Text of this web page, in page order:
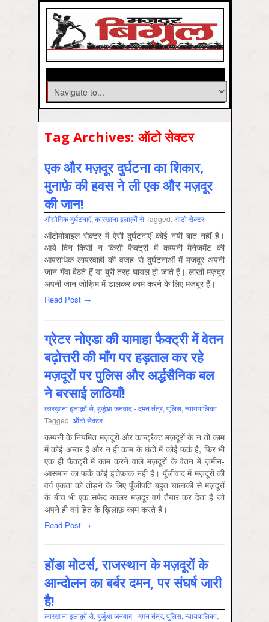
Tag Archives: ऑटो सेक्‍टर
एक और मज़दूर दुर्घटना का शिकार,
मुनाफ़े की हवस ने ली एक और मज़दूर
की जान!
औद्योगिक दुर्घटनाएँ, कारख़ाना इलाक़ों सेTagged:ऑटो सेक्‍टर
ऑटोमोबाइल सेक्टर में ऐसी दुर्घटनाएँ कोई नयी बात नहीं है।
आये दिन किसी न किसी फैक्ट्री में कम्पनी मैनेजमेंट की
आपराधिक लापरवाही की वजह से दुर्घटनाओं में मज़दूर अपनी
जान गँवा बैठते हैं या बुरी तरह घायल हो जाते हैं। लाखों मज़दूर
अपनी जान जोख़िम में डालकर काम करने के लिए मजबूर हैं।
Read Post →
ग्रेटर नोएडा की यामाहा फैक्ट्री में वेतन
बढ़ोत्तरी की माँग पर हड़ताल कर रहे
मज़दूरों पर पुलिस और अर्द्धसैनिक बल
ने बरसाई लाठियाँ!
कारख़ाना इलाक़ों से, बुर्जुआ जनवाद - दमन तंत्र, पुलिस, न्‍यायपालिका
Tagged:ऑटो सेक्‍टर
कम्पनी के नियमित मज़दूरों और कान्‍ट्रैक्ट मज़दूरों के न तो काम
में कोई अन्तर है और न ही काम के घंटों में कोई फर्क है, फिर भी
एक ही फैक्ट्री में काम करने वाले मज़दूरों के वेतन में ज़मीन-
आसमान का फर्क कोई इत्तेफ़ाक नहीं है। पूँजीवाद में मज़दूरों की
वर्ग एकता को तोड़ने के लिए पूँजीपति बहुत चालाकी से मज़दूरों
के बीच भी एक सफ़ेद कालर मज़दूर वर्ग तैयार कर देता है जो
अपने ही वर्ग हित के ख़िलाफ़ काम करते हैं।
Read Post →
होंडा मोटर्स, राजस्‍थान के मज़दूरों के
आन्‍दोलन का बर्बर दमन, पर संघर्ष जारी
है!
कारख़ाना इलाक़ों से, बुर्जुआ जनवाद - दमन तंत्र, पुलिस, न्‍यायपालिका,